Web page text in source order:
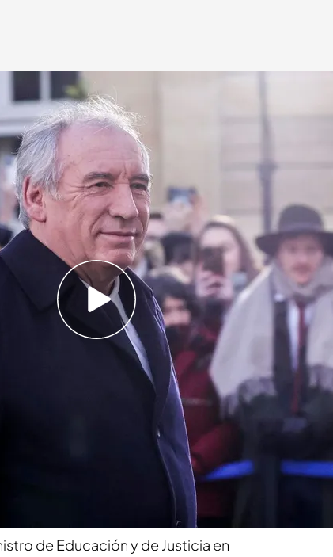
hora de la mañana en el Elíseo
Educación y de Justicia en
de sembrar el caos y dice
sobre quién será el nuevo primer
. Y es que a partir de ahora,
de la
moción de censura a
, Bayrou es líder del partido
francés, Emmanuel Macron.
de Educación y de Justicia en